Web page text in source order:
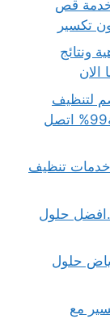
خدمة قص
تكسير
ونتائج
بالرياض بـ45%خصم لتنظيف
شامل للمكيفات من الداخل والخارج بدقة99% اتصل
بالرياض بـ20%على خدمات تنظيف
فوري..افضل حلول
حلول
مع